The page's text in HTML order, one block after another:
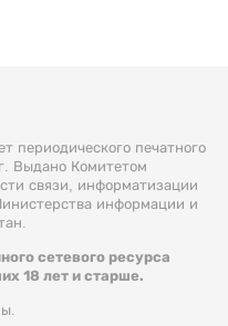
периодического печатного
Выдано Комитетом
связи, информатизации
информации и
сетевого ресурса
18 лет и старше.